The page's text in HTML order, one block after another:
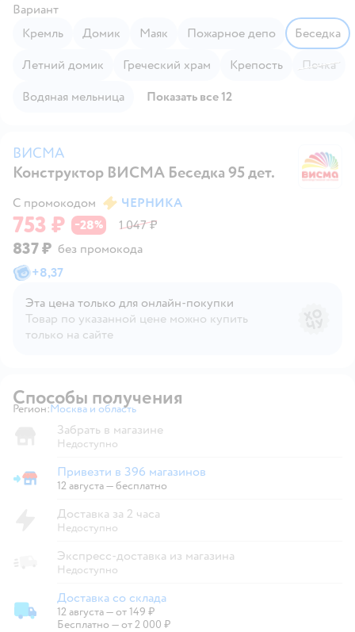
Вариант
Кремль
Домик Маяк Пожарное депо
Беседка
Летний домик
Греческий храм Крепость
Печка
Водяная мельница
Показать все 12
ВИСМА
Конструктор ВИСМА Беседка 95 дет.
С промокодом
ЧЕРНИКА
753 ₽ −28% 1 047 ₽
837 ₽ без промокода
+8,37
Эта цена только для онлайн‑покупки
Товар по указанной цене можно купить
только на сайте
Способы получения
Регион: Выбор адреса доставки.
Москва и область
Забрать в магазине
Недоступно
Привезти в магазин
Привезти в 396 магазинов
12 августа—бесплатно
Доставка за 2 часа
Недоступно
Экспресс-доставка из магазина
Недоступно
Доставка со склада
Доставка со склада
12 августа—от 149 ₽
Бесплатно — от 2 000 ₽